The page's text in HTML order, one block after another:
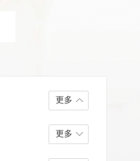
更多
更多